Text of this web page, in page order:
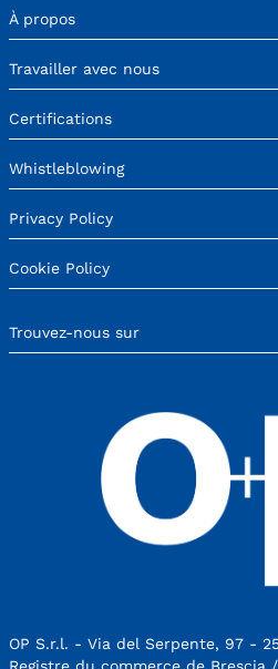
À propos
Travailler avec nous
Certifications
Whistleblowing
Privacy Policy
Cookie Policy
Trouvez-nous sur
OP S.r.l. - Via del Serpente, 97 -